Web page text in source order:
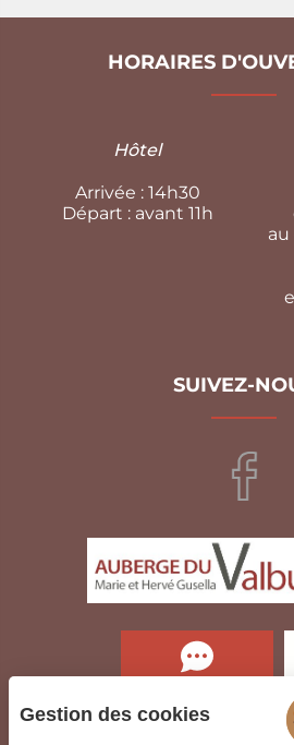
HORAIRES
Hôtel
Arrivée : 14h30
Départ : avant 11h
SUIVEZ-
Gestion des cookies